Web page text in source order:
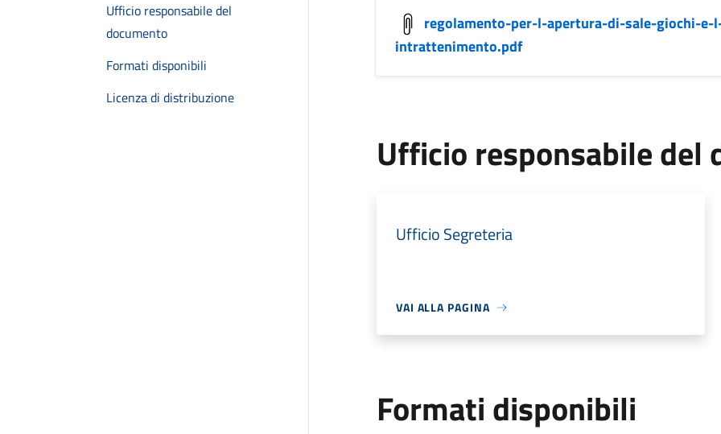
Ufficio responsabile del
documento
Formati disponibili
Licenza di distribuzione
regolamento-per-l-apertura-di-sale-giochi-
intrattenimento.pdf
Ufficio responsabile del
Ufficio Segreteria
VAI ALLA PAGINA
Formati disponibili